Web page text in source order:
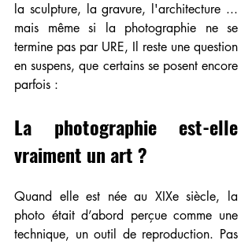
la sculpture, la gravure, l'architecture ...
mais même si la photographie ne se
termine pas par URE, Il reste une question
en suspens, que certains se posent encore
parfois :
La photographie est-elle
vraiment un art ?
Quand elle est née au XIXe siècle, la
photo était d’abord perçue comme une
technique, un outil de reproduction. Pas